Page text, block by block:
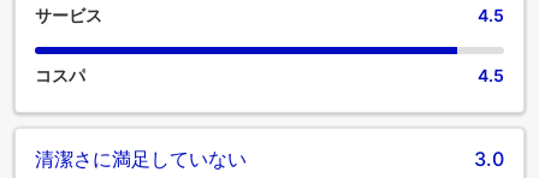
サービス 4.5
コスパ 4.5
清潔さに満足していない 3.0